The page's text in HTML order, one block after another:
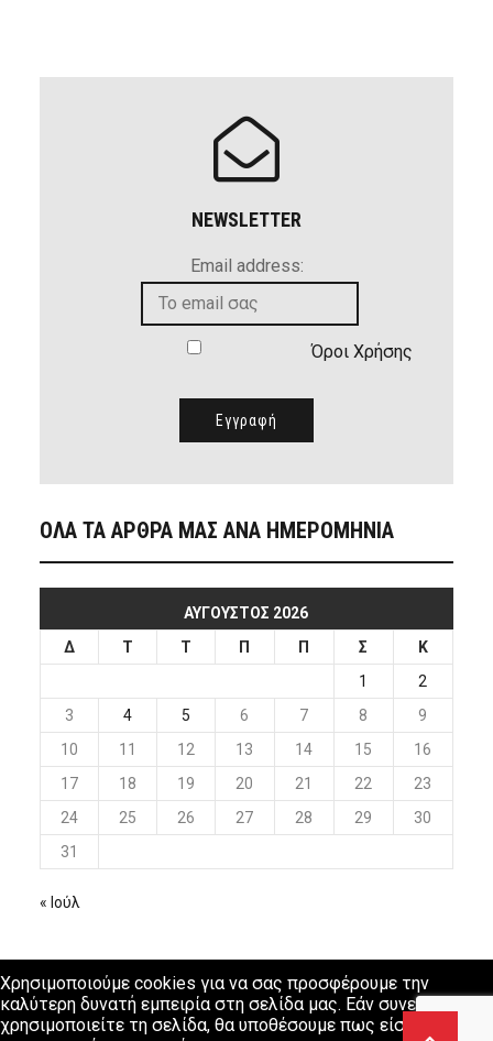
NEWSLETTER
Email address:
Όροι Χρήσης
ΟΛΑ ΤΑ ΑΡΘΡΑ ΜΑΣ ΑΝΑ ΗΜΕΡΟΜΗΝΙΑ
ΑΎΓΟΥΣΤΟΣ 2026
Δ
Τ Τ Π Π Σ
Κ
1
2
3
4 5 6 7 8
9
10
11 12 13 14 15
16
17
18 19 20 21 22
23
24
25 26 27 28 29
30
31
« Ιούλ
Χρησιμοποιούμε cookies για να σας προσφέρουμε την
καλύτερη δυνατή εμπειρία στη σελίδα μας. Εάν συνεχίσετε να
χρησιμοποιείτε τη σελίδα, θα υποθέσουμε πως είστε